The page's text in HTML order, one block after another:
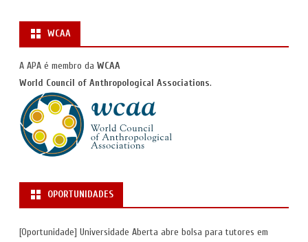
WCAA
A APA é membro da WCAA
World Council of Anthropological Associations.
OPORTUNIDADES
[Oportunidade] Universidade Aberta abre bolsa para tutores em